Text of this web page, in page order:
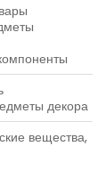
декора
вещества,